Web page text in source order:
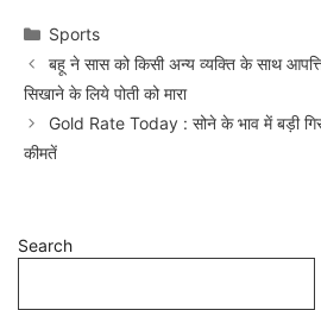
Categories
Sports
बहू ने सास को किसी अन्य व्यक्ति के साथ
सिखाने के लिये पोती को मारा
Gold Rate Today : सोने के भाव में बड़ी
कीमतें
Search